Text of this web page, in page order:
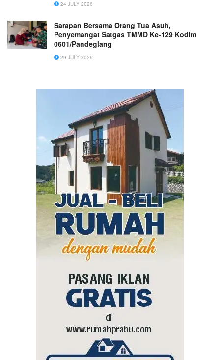
24 JULY 2026
Sarapan Bersama Orang Tua Asuh,
Penyemangat Satgas TMMD Ke-129 Kodim
0601/Pandeglang
29 JULY 2026